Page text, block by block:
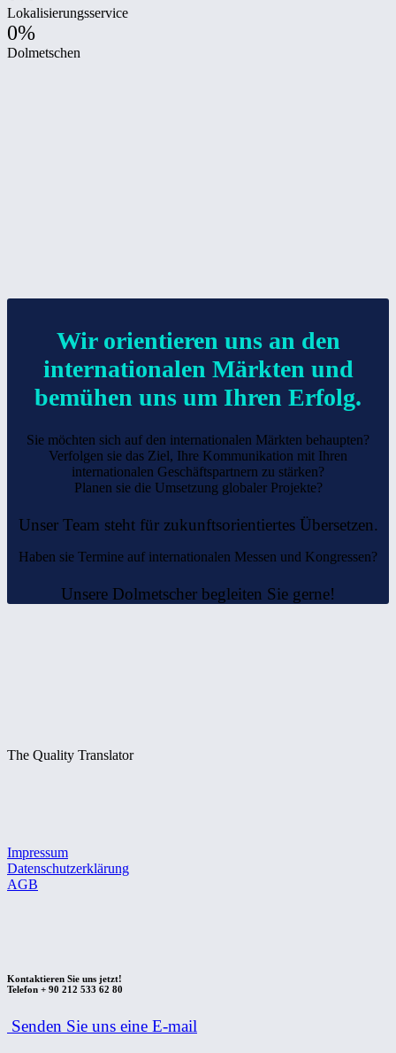
Lokalisierungsservice
0%
Dolmetschen
Wir orientieren uns an den
internationalen Märkten und
bemühen uns um Ihren Erfolg.
Sie möchten sich auf den internationalen Märkten behaupten?
Verfolgen sie das Ziel, Ihre Kommunikation mit Ihren
internationalen Geschäftspartnern zu stärken?
Planen sie die Umsetzung globaler Projekte?
Unser Team steht für zukunftsorientiertes Übersetzen.
Haben sie Termine auf internationalen Messen und Kongressen?
Unsere Dolmetscher begleiten Sie gerne!
The Quality Translator
Impressum
Datenschutzerklärung
AGB
Kontaktieren Sie uns jetzt!
Telefon + 90 212 533 62 80
Senden Sie uns eine E-mail